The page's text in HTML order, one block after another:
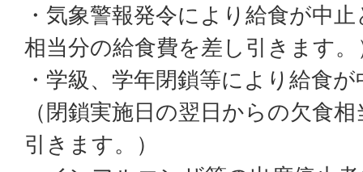
・気象警報発令により給食が中
相当分の給食費を差し引きます。
・学級、学年閉鎖等により給食
（閉鎖実施日の翌日からの欠食
引きます。）